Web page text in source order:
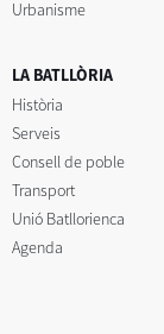
Urbanisme
LA BATLLÒRIA
Història
Serveis
Consell de poble
Transport
Unió Batllorienca
Agenda